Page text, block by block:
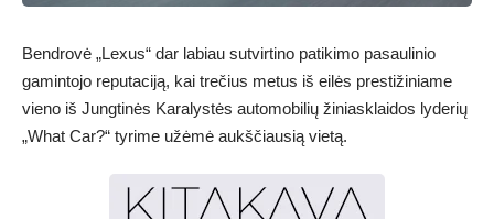
Bendrovė „Lexus“ dar labiau sutvirtino patikimo pasaulinio
gamintojo reputaciją, kai trečius metus iš eilės prestižiniame
vieno iš Jungtinės Karalystės automobilių žiniasklaidos lyderių
„What Car?“ tyrime užėmė aukščiausią vietą.